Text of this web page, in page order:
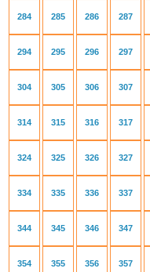
284 285 286 287
294 295 296 297
304 305 306 307
314 315 316 317
324 325 326 327
334 335 336 337
344 345 346 347
354 355 356 357